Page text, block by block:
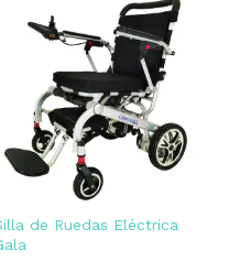
de Ruedas Eléctrica